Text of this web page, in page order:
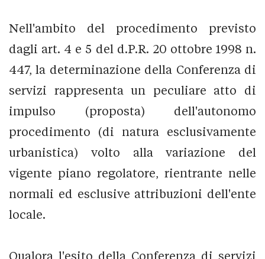
Nell'ambito del procedimento previsto
dagli art. 4 e 5 del d.P.R. 20 ottobre 1998 n.
447, la determinazione della Conferenza di
servizi rappresenta un peculiare atto di
impulso (proposta) dell'autonomo
procedimento (di natura esclusivamente
urbanistica) volto alla variazione del
vigente piano regolatore, rientrante nelle
normali ed esclusive attribuzioni dell'ente
locale.
Qualora l'esito della Conferenza di servizi